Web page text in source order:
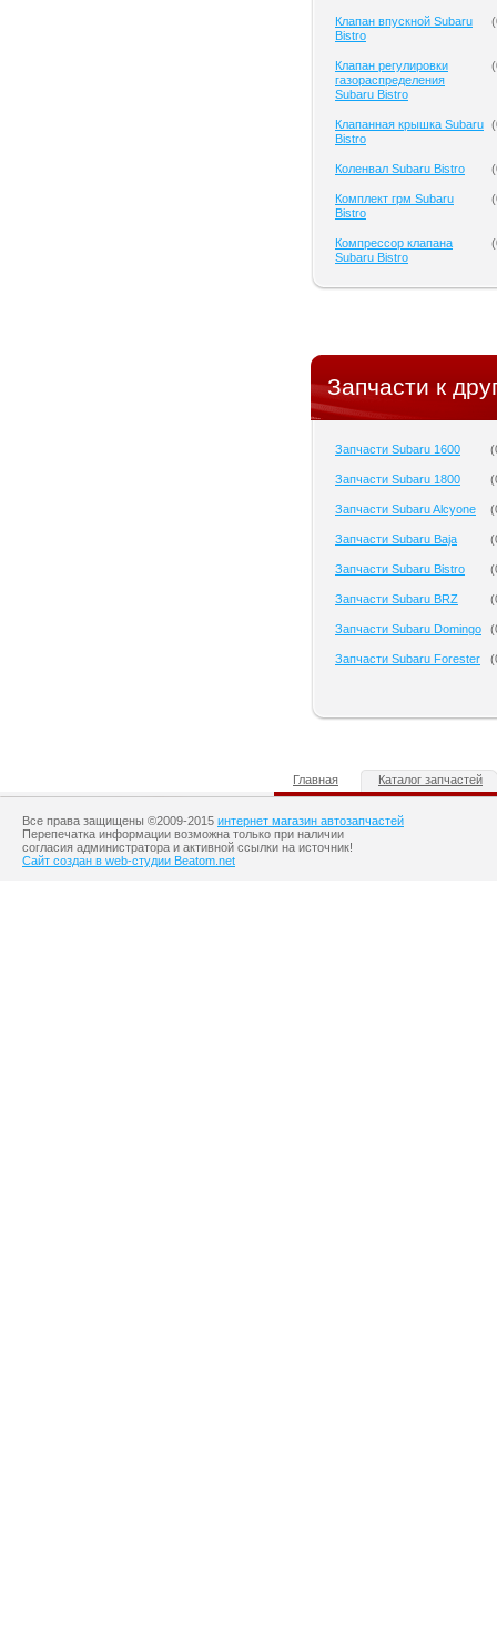
Клапан впускной Subaru
Bistro
(
Клапан регулировки
газораспределения
Subaru Bistro
(
Клапанная крышка Subaru
Bistro
(
Коленвал Subaru Bistro (
Комплект грм Subaru
Bistro
(
Компрессор клапана
Subaru Bistro
(
Запчасти к
Запчасти Subaru 1600 (
Запчасти Subaru 1800 (
Запчасти Subaru Alcyone (
Запчасти Subaru Baja (
Запчасти Subaru Bistro (
Запчасти Subaru BRZ (
Запчасти Subaru Domingo (
Запчасти Subaru Forester (
Главная Каталог запчастей
Все права защищены ©2009-2015 интернет магазин автозапчастей
Перепечатка информации возможна только при наличии
согласия администратора и активной ссылки на источник!
Сайт создан в web-студии Beatom.net